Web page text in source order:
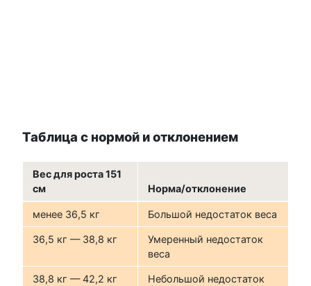
Таблица с нормой и отклонением
Вес для роста 151
см
Норма/отклонение
менее 36,5 кг Большой недостаток веса
36,5 кг — 38,8 кг
Умеренный недостаток
веса
38,8 кг — 42,2 кг
Небольшой недостаток